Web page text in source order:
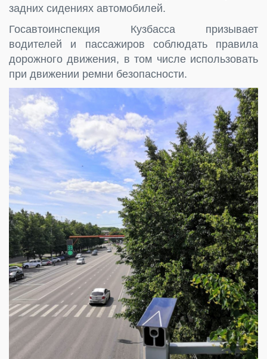
задних сидениях автомобилей.
Госавтоинспекция Кузбасса призывает
водителей и пассажиров соблюдать правила
дорожного движения, в том числе использовать
при движении ремни безопасности.